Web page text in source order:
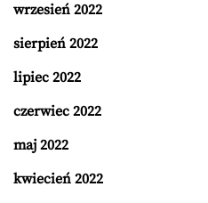
wrzesień 2022
sierpień 2022
lipiec 2022
czerwiec 2022
maj 2022
kwiecień 2022